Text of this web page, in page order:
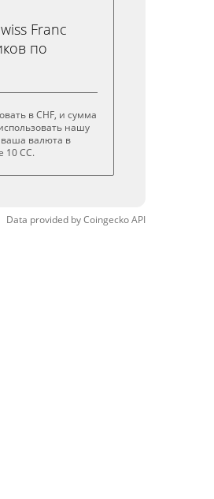
Franc
по
в CHF, и сумма
нашу
ваша валюта в
10 CC.
Data provided byCoingeckoAPI